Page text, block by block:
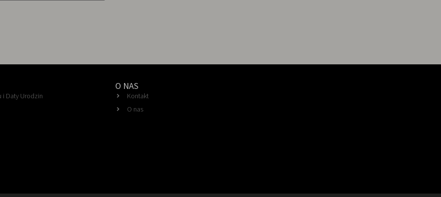
i Daty Urodzin
O NAS
Kontakt
O nas